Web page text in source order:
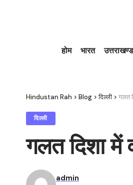
होम भारत
Hindustan Rah > Blog >दिल्ली > गलत
दिल्ली
गलत दिशा में
admin